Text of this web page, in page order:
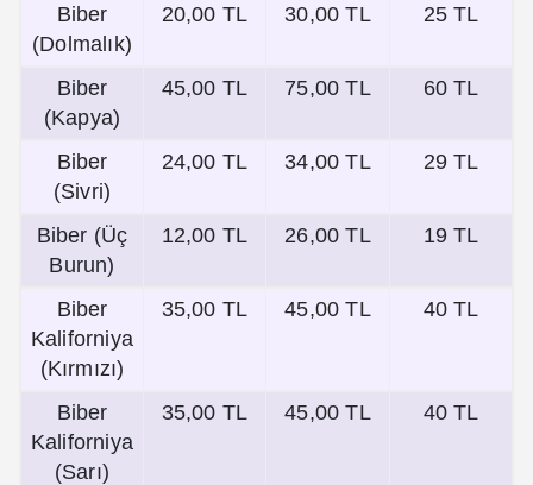
Biber
(Dolmalık)
20,00 TL 30,00 TL 25 TL
Biber
(Kapya)
45,00 TL 75,00 TL 60 TL
Biber
(Sivri)
24,00 TL 34,00 TL 29 TL
Biber (Üç
Burun)
12,00 TL 26,00 TL 19 TL
Biber
Kaliforniya
(Kırmızı)
35,00 TL 45,00 TL 40 TL
Biber
Kaliforniya
(Sarı)
35,00 TL 45,00 TL 40 TL